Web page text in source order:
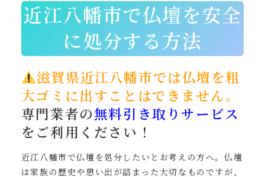
近江八幡市で仏壇を安全
に処分する方法
滋賀県近江八幡市では仏壇を粗
大ゴミに出すことはできません。
専門業者の無料引き取りサービス
をご利用ください！
近江八幡市で仏壇を処分したいとお考えの方へ。仏壇
は家族の歴史や思い出が詰まった大切なものですが、